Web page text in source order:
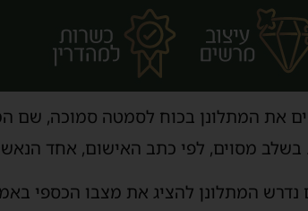
את המתלונן בכוח לסמטה סמוכה, שם
בשלב מסוים, לפי כתב האישום, אחד
נדרש המתלונן להציג את מצבו הכספי